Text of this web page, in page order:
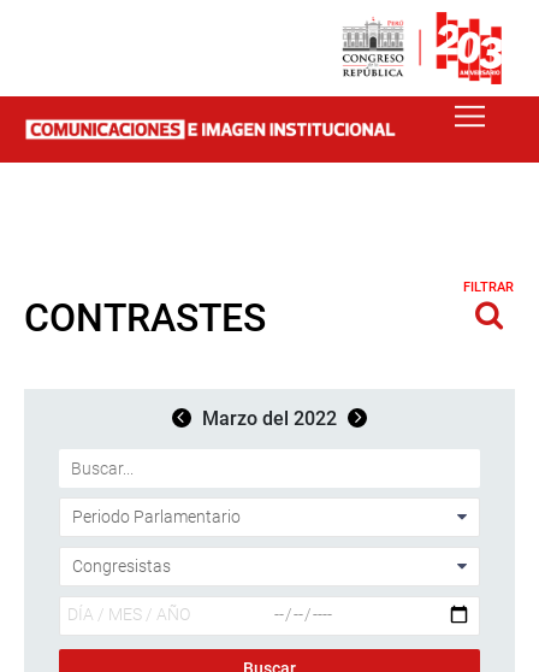
CONTRASTES
FILTRAR
Marzo del 2022